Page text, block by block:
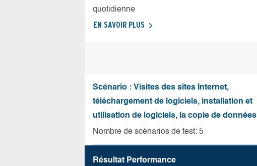
quotidienne
EN SAVOIR PLUS
Scénario : Visites des sites Internet,
téléchargement de logiciels, installation et
utilisation de logiciels, la copie de données
Nombre de scénarios de test: 5
Résultat Performance